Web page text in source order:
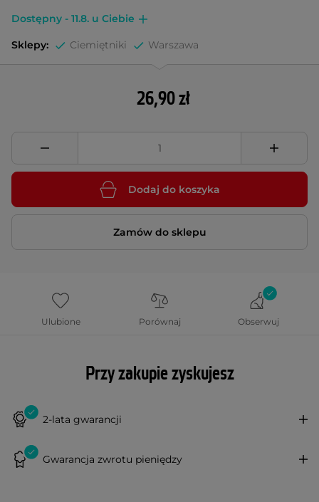
Dostępny - 11.8. u Ciebie
Sklepy: Ciemiętniki Warszawa
26,90 zł
Dodaj do koszyka
Zamów do sklepu
Ulubione Porównaj Obserwuj
Przy zakupie zyskujesz
2-lata gwarancji
Gwarancja zwrotu pieniędzy